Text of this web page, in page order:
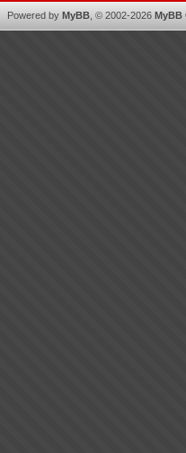
Powered by MyBB , © 2002-2026 MyBB